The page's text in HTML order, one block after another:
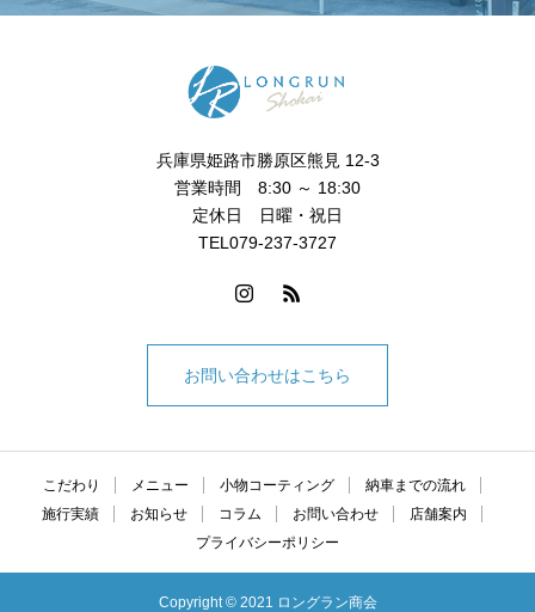
兵庫県姫路市勝原区熊見 12-3
営業時間 8:30 ～ 18:30
定休日 日曜・祝日
TEL079-237-3727
お問い合わせはこちら
こだわり メニュー 小物コーティング
納車までの流れ
施行実績
お知らせ コラム お問い合わせ
店舗案内
プライバシーポリシー
Copyright © 2021 ロングラン商会